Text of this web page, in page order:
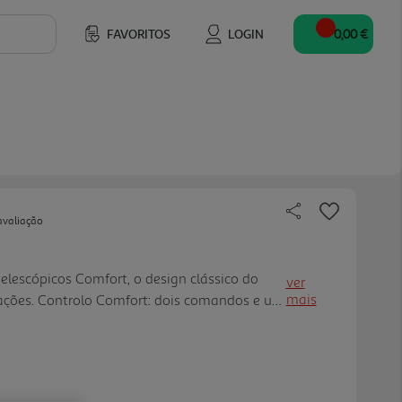
FAVORITOS LOGIN 0,00 €
Comfort, o design clássico do
Controlo Comfort: dois comandos e um
realmente simples. Controlo
máxima comodidade. Railes
ver
mais